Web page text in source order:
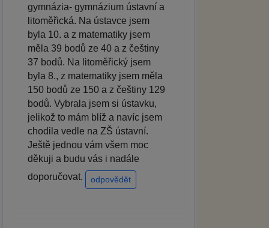
gymnázia- gymnázium ústavní a
litoměřická. Na ústavce jsem
byla 10. a z matematiky jsem
měla 39 bodů ze 40 a z češtiny
37 bodů. Na litoměřický jsem
byla 8., z matematiky jsem měla
150 bodů ze 150 a z češtiny 129
bodů. Vybrala jsem si ústavku,
jelikož to mám blíž a navíc jsem
chodila vedle na ZŠ ústavní.
Ještě jednou vám všem moc
děkuji a budu vás i nadále
doporučovat.
odpovědět